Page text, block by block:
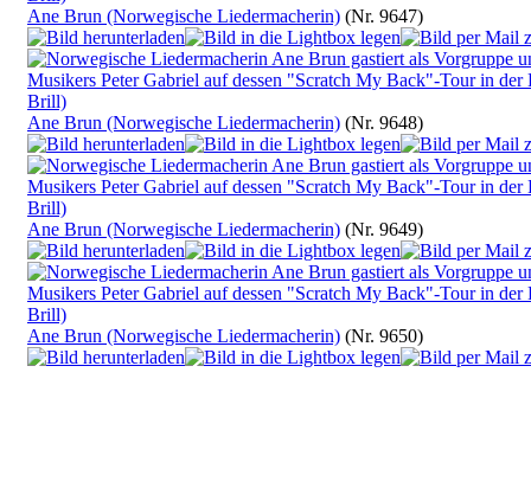
Ane Brun (Norwegische Liedermacherin) (Nr. 9647)
Ane Brun (Norwegische Liedermacherin) (Nr. 9648)
Ane Brun (Norwegische Liedermacherin) (Nr. 9649)
Ane Brun (Norwegische Liedermacherin) (Nr. 9650)